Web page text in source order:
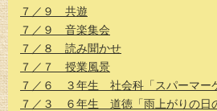
７／９ 共遊
７／９ 音楽集会
７／８ 読み聞かせ
７／７ 授業風景
７／６ ３年生 社会科「スパーマー
７／３ ６年生 道徳「雨上がりの日